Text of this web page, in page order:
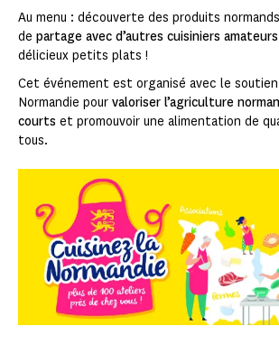
Au menu : découverte des produits
de partage avec d’autres cuisiniers amateurs
délicieux petits plats !
Cet événement est organisé avec le
Normandie pour valoriser l’agriculture
courts et promouvoir une alimentation de
tous.